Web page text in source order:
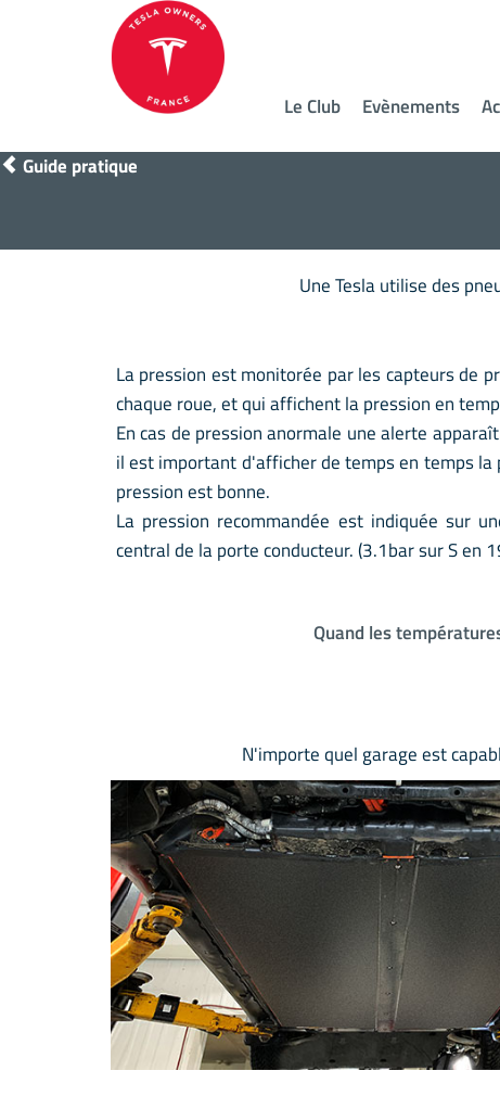
Le Club Evènements
Guide pratique
Une Tesla utilise des
La pression est monitorée par les capteurs de
chaque roue, et qui affichent la pression en
En cas de pression anormale une alerte
il est important d'afficher de temps en temps
pression est bonne.
La pression recommandée est indiquée sur
central de la porte conducteur. (3.1bar sur S en
Quand les
N'importe quel garage est